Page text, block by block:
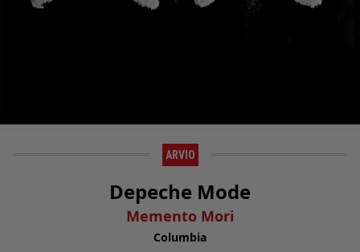
ARVIO
Depeche Mode
Memento Mori
Columbia